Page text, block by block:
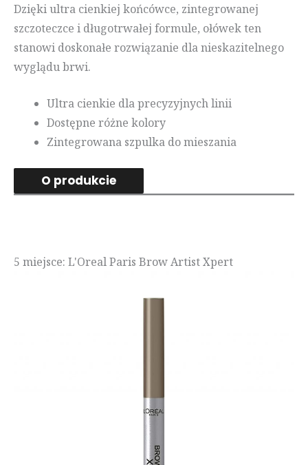
Dzięki ultra cienkiej końcówce, zintegrowanej
szczoteczce i długotrwałej formule, ołówek ten
stanowi doskonałe rozwiązanie dla nieskazitelnego
wyglądu brwi.
Ultra cienkie dla precyzyjnych linii
Dostępne różne kolory
Zintegrowana szpulka do mieszania
O produkcie
5 miejsce: L'Oreal Paris Brow Artist Xpert